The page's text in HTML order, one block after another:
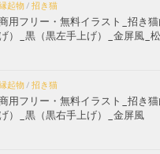
起物/ 招き猫
用フリー・無料イラスト_招き
）_黒（黒左手上げ）_金屏風_
起物/ 招き猫
用フリー・無料イラスト_招き
）_黒（黒右手上げ）_金屏風